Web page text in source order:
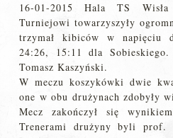
16-01-2015 Hala TS Wisła
Turniejowi towarzyszyły
trzymał kibiców w napięciu
24:26, 15:11 dla
Tomasz Kaszyński.
W meczu koszykówki dwie
one w obu drużynach zdobyły
Mecz zakończył się
Trenerami drużyny byli